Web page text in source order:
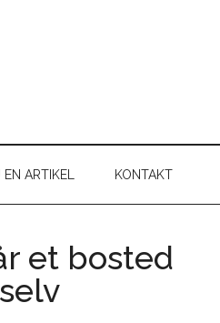
ARTIKEL KONTAKT
et bosted